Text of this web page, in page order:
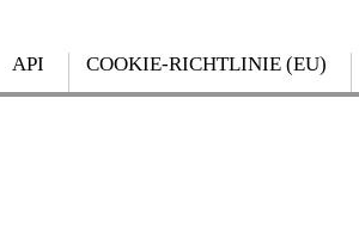
API COOKIE-RICHTLINIE (EU)